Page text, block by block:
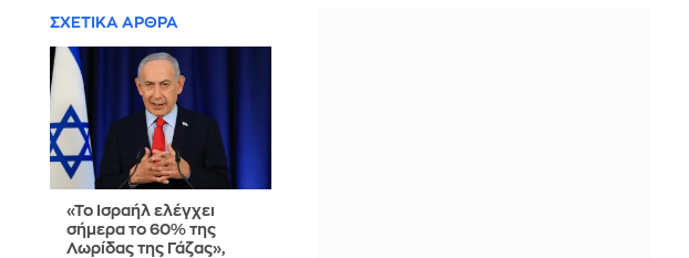
ΣΧΕΤΙΚΑ ΑΡΘΡΑ
«Το Ισραήλ ελέγχει
σήμερα το 60% της
Λωρίδας της Γάζας»,